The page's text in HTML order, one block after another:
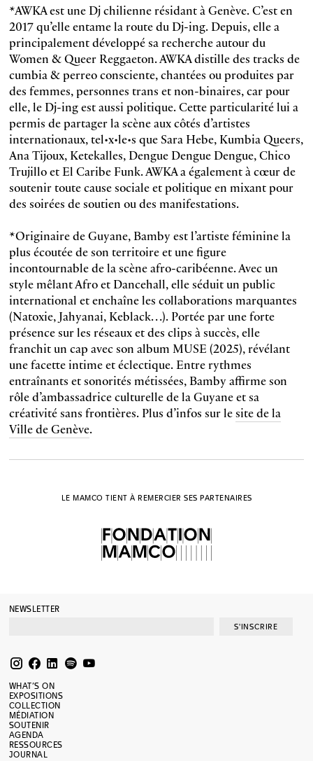
*AWKA est une Dj chilienne résidant à Genève. C’est en
2017 qu’elle entame la route du Dj-ing. Depuis, elle a
principalement développé sa recherche autour du
Women & Queer Reggaeton. AWKA distille des tracks de
cumbia & perreo consciente, chantées ou produites par
des femmes, personnes trans et non-binaires, car pour
elle, le Dj-ing est aussi politique. Cette particularité lui a
permis de partager la scène aux côtés d’artistes
internationaux, tel•x•le•s que Sara Hebe, Kumbia Queers,
Ana Tijoux, Ketekalles, Dengue Dengue Dengue, Chico
Trujillo et El Caribe Funk. AWKA a également à cœur de
soutenir toute cause sociale et politique en mixant pour
des soirées de soutien ou des manifestations.
*Originaire de Guyane, Bamby est l’artiste féminine la
plus écoutée de son territoire et une figure
incontournable de la scène afro-caribéenne. Avec un
style mêlant Afro et Dancehall, elle séduit un public
international et enchaîne les collaborations marquantes
(Natoxie, Jahyanai, Keblack…). Portée par une forte
présence sur les réseaux et des clips à succès, elle
franchit un cap avec son album MUSE (2025), révélant
une facette intime et éclectique. Entre rythmes
entraînants et sonorités métissées, Bamby affirme son
rôle d’ambassadrice culturelle de la Guyane et sa
créativité sans frontières. Plus d’infos sur lesite de la
Ville de Genève.
LE MAMCO TIENT À REMERCIER SES PARTENAIRES
NEWSLETTER
S'INSCRIRE
WHAT’S ON
EXPOSITIONS
COLLECTION
MÉDIATION
SOUTENIR
AGENDA
RESSOURCES
JOURNAL